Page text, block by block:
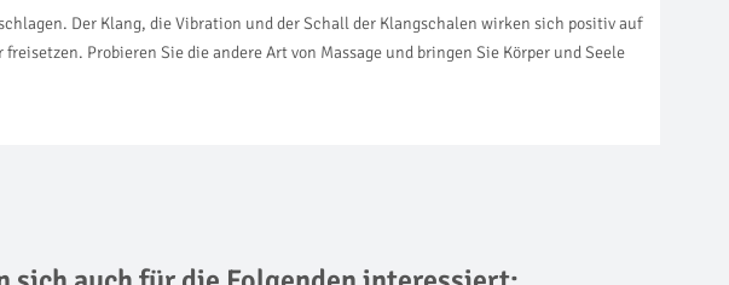
Der Klang, die Vibration und der Schall der Klangschalen wirken sich positiv auf
Probieren Sie die andere Art von Massage und bringen Sie Körper und Seele